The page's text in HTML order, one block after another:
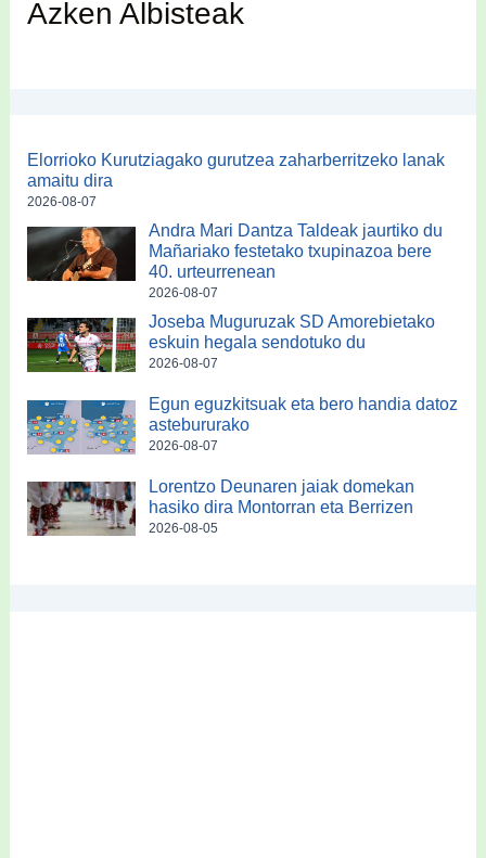
Azken Albisteak
Elorrioko Kurutziagako gurutzea zaharberritzeko lanak
amaitu dira
2026-08-07
Andra Mari Dantza Taldeak jaurtiko du
Mañariako festetako txupinazoa bere
40. urteurrenean
2026-08-07
Joseba Muguruzak SD Amorebietako
eskuin hegala sendotuko du
2026-08-07
Egun eguzkitsuak eta bero handia datoz
astebururako
2026-08-07
Lorentzo Deunaren jaiak domekan
hasiko dira Montorran eta Berrizen
2026-08-05